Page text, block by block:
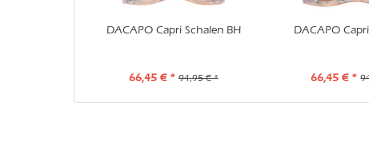
DACAPO Capri Schalen BH
66,45 € * 94,95 € *
DACAPO
66,45 € *